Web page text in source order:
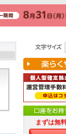
まずは無